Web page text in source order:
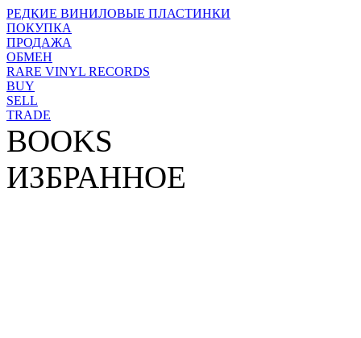
РЕДКИЕ ВИНИЛОВЫЕ ПЛАСТИНКИ
ПОКУПКА
ПРОДАЖА
ОБМЕН
RARE VINYL RECORDS
BUY
SELL
TRADE
BOOKS
ИЗБРАННОЕ